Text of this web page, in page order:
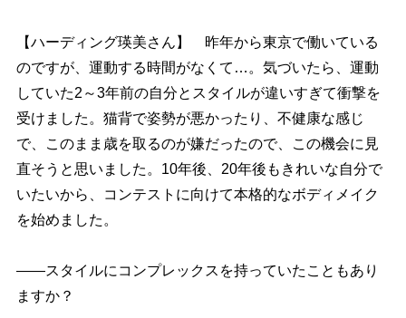
【ハーディング瑛美さん】 昨年から東京で働いている
のですが、運動する時間がなくて…。気づいたら、運動
していた2～3年前の自分とスタイルが違いすぎて衝撃を
受けました。猫背で姿勢が悪かったり、不健康な感じ
で、このまま歳を取るのが嫌だったので、この機会に見
直そうと思いました。10年後、20年後もきれいな自分で
いたいから、コンテストに向けて本格的なボディメイク
を始めました。
――スタイルにコンプレックスを持っていたこともあり
ますか？